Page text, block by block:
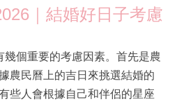
｜結婚好日子考慮
個重要的考慮因素。首先是農
農民曆上的吉日來挑選結婚的
些人會根據自己和伴侶的星座